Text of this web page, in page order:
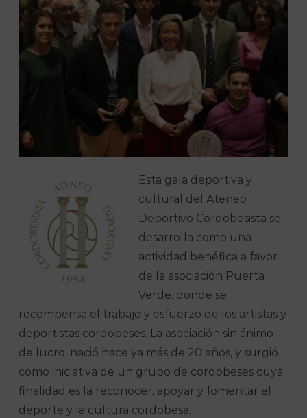
Esta gala deportiva y
cultural del Ateneo
Deportivo Cordobesista se
desarrolla como una
actividad benéfica a favor
de la asociación Puerta
Verde, donde se
recompensa el trabajo y esfuerzo de los artistas y
deportistas cordobeses. La asociación sin ánimo
de lucro, nació hace ya más de 20 años, y surgió
como iniciativa de un grupo de cordobeses cuya
finalidad es la reconocer, apoyar y fomentar el
deporte y la cultura cordobesa.